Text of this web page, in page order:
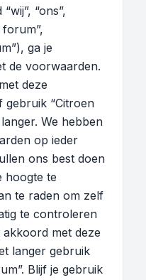
“ons”,
forum”,
ga je
de voorwaarden.
deze
“Citroen
We hebben
op ieder
ons best doen
hoogte te
te raden om zelf
te controleren
akkoord met deze
langer gebruik
Blijf je gebruik